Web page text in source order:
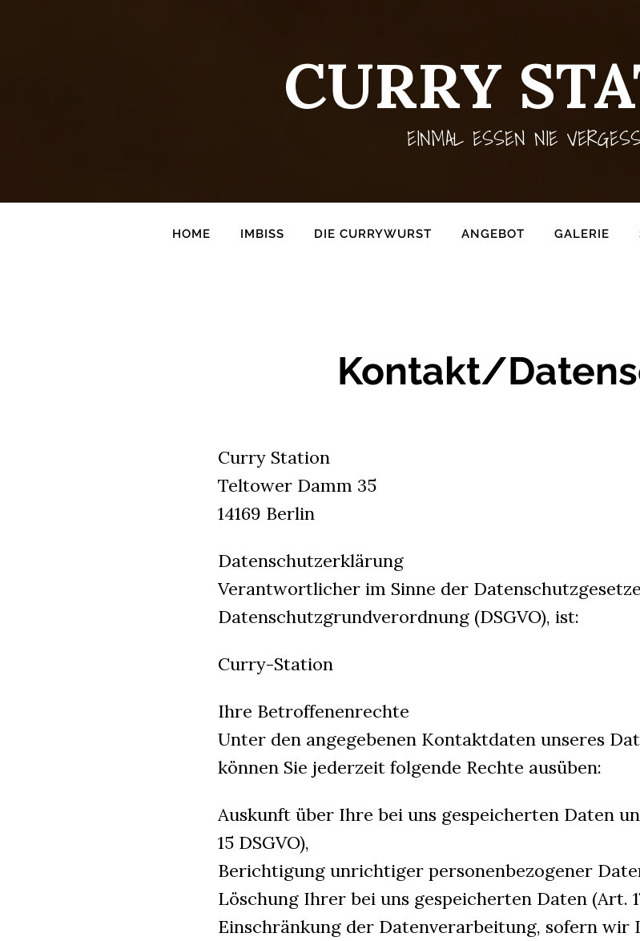
CURRY
EINMAL ESSEN NIE
HOME IMBISS DIE CURRYWURST ANGEBOT GALERIE
Kontakt/
Curry Station
Teltower Damm 35
14169 Berlin
Datenschutzerklärung
Verantwortlicher im Sinne der
Datenschutzgrundverordnung (DSGVO), ist:
Curry-Station
Ihre Betroffenenrechte
Unter den angegebenen Kontaktdaten unseres
können Sie jederzeit folgende Rechte ausüben:
Auskunft über Ihre bei uns gespeicherten Daten
15 DSGVO),
Berichtigung unrichtiger personenbezogener
Löschung Ihrer bei uns gespeicherten Daten (Art.
Einschränkung der Datenverarbeitung, sofern wir